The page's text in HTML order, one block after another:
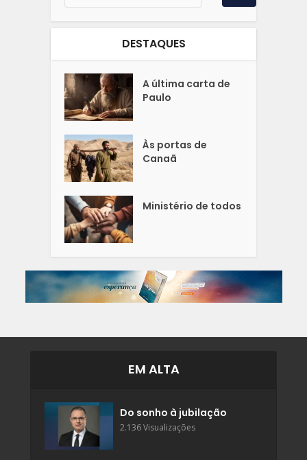
DESTAQUES
A última carta de
Paulo
Às portas de
Canaã
Ministério de todos
EM ALTA
Do sonho à jubilação
2.136 Visualizações